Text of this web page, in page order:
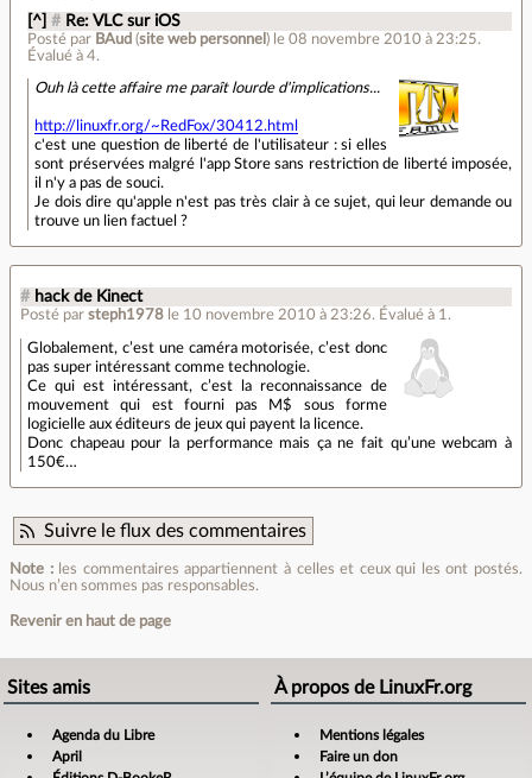
[^] # Re: VLC sur iOS
Posté par BAud (site web personnel ) le 08 novembre 2010 à 23:25.
Évalué à4.
Ouh là cette affaire me paraît lourde d'implications...
http://linuxfr.org/~RedFox/30412.html
c'est une question de liberté de l'utilisateur : si elles
sont préservées malgré l'app Store sans restriction de liberté imposée,
il n'y a pas de souci.
Je dois dire qu'apple n'est pas très clair à ce sujet, qui leur demande ou
trouve un lien factuel ?
# hack de Kinect
Posté par steph1978 le 10 novembre 2010 à 23:26. Évalué à 1.
Globalement, c’est une caméra motorisée, c’est donc
pas super intéressant comme technologie.
Ce qui est intéressant, c’est la reconnaissance de
mouvement qui est fourni pas M$ sous forme
logicielle aux éditeurs de jeux qui payent la licence.
Donc chapeau pour la performance mais ça ne fait qu’une webcam à
150€…
Suivre le flux des commentaires
Note :les commentaires appartiennent à celles et ceux qui les ont postés.
Nous n’en sommes pas responsables.
Revenir en haut de page
Sites amis
Agenda du Libre
April
À propos de LinuxFr.org
Mentions légales
Faire un don